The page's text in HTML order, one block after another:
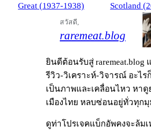
Great (1937-1938)
Scotland
สวัสดี,
raremeat.blog
ยินดีต้อนรับสู่ raremeat.blog
รีวิว-วิเคราะห์-วิจารณ์ อะไร
เป็นภาพและเคลื่อนไหว หาดู
เมืองไทย หลบซ่อนอยู่ทั่วทุกมุ
ดูท่าโปรเจคแบ็กอัพคงจะล้มเ